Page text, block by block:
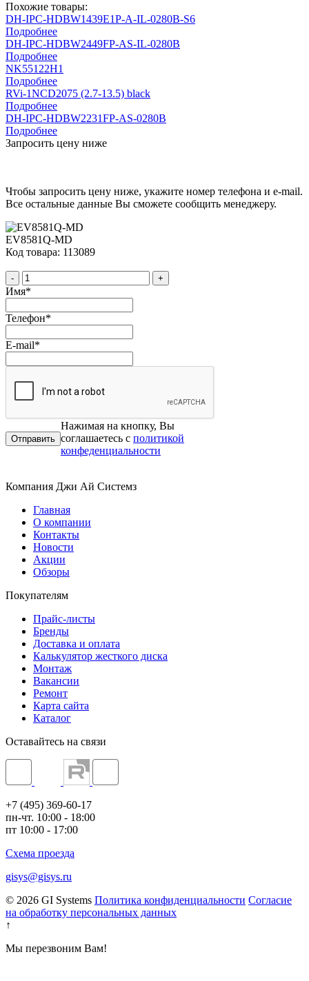
Похожие товары:
DH-IPC-HDBW1439E1P-A-IL-0280B-S6
Подробнее
DH-IPC-HDBW2449FP-AS-IL-0280B
Подробнее
NK55122H1
Подробнее
RVi-1NCD2075 (2.7-13.5) black
Подробнее
DH-IPC-HDBW2231FP-AS-0280B
Подробнее
Запросить цену ниже
Чтобы запросить цену ниже, укажите номер телефона и e-mail.
Все остальные данные Вы сможете сообщить менеджеру.
EV8581Q-MD
Код товара: 113089
- +
Имя*
Телефон*
E-mail*
Нажимая на кнопку, Вы
соглашаетесь с политикой
конфеденциальности
Компания Джи Ай Системз
Главная
О компании
Контакты
Новости
Акции
Обзоры
Покупателям
Прайс-листы
Бренды
Доставка и оплата
Калькулятор жесткого диска
Монтаж
Вакансии
Ремонт
Карта сайта
Каталог
Оставайтесь на связи
+7 (495) 369-60-17
пн-чт. 10:00 - 18:00
пт 10:00 - 17:00
Схема проезда
gisys@gisys.ru
© 2026 GI Systems Политика конфиденциальности Согласие
на обработку персональных данных
↑
Мы перезвоним Вам!